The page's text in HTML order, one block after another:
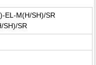
EL-M(H/SH)/SR
SH)/SR